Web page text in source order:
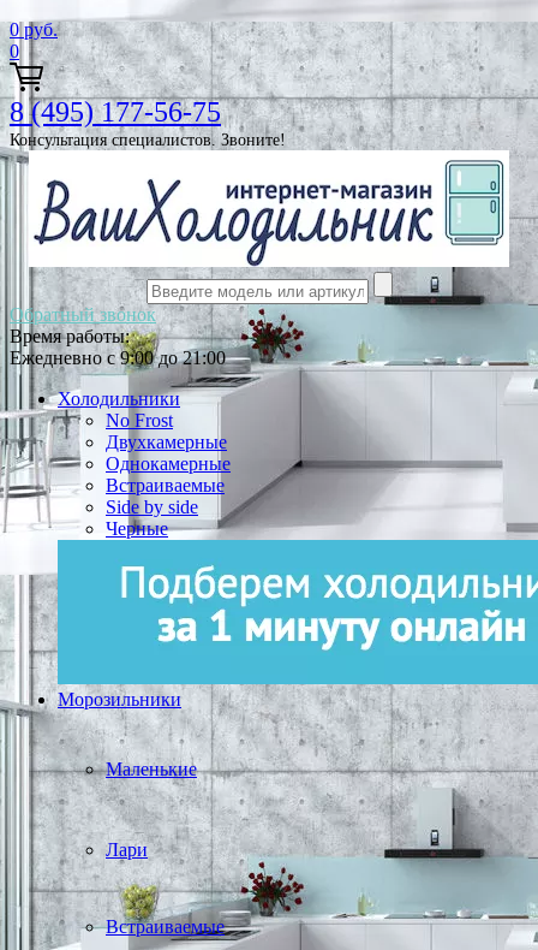
0 руб.
0
8 (495) 177-56-75
Консультация специалистов. Звоните!
Обратный звонок
Время работы:
Ежедневно с 9:00 до 21:00
Холодильники
No Frost
Двухкамерные
Однокамерные
Встраиваемые
Side by side
Черные
Морозильники
Маленькие
Лари
Встраиваемые